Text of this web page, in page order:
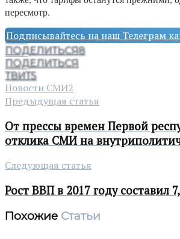
пересмотр.
Подписывайтесь на наш Телеграм
ПОДЕЛИТЬСЯ8
ПОДЕЛИТЬСЯ
ТВИТ5
Новости СМИ2
Предыдущая статья
От прессы времен Первой
отклика СМИ на
Следующая статья
Рост ВВП в 2017 году составил
Похожие Статьи